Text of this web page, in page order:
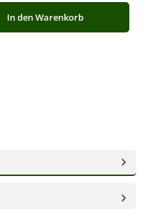
Wert ein oder benutze die
In den Warenkorb